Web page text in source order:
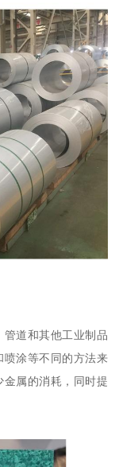
道和其他工业制品
喷涂等不同的方法来
属的消耗，同时提